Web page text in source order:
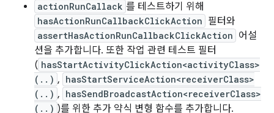
actionRunCallack 를 테스트하기 위해
hasActionRunCallbackClickAction 필터와
assertHasActionRunCallbackClickAction 어설
션을 추가합니다. 또한 작업 관련 테스트 필터
( hasStartActivityClickAction<activityClass>
(..) , hasStartServiceAction<receiverClass>
(..) , hasSendBroadcastAction<receiverClass>
(..) )를 위한 추가 약식 변형 함수를 추가합니다.